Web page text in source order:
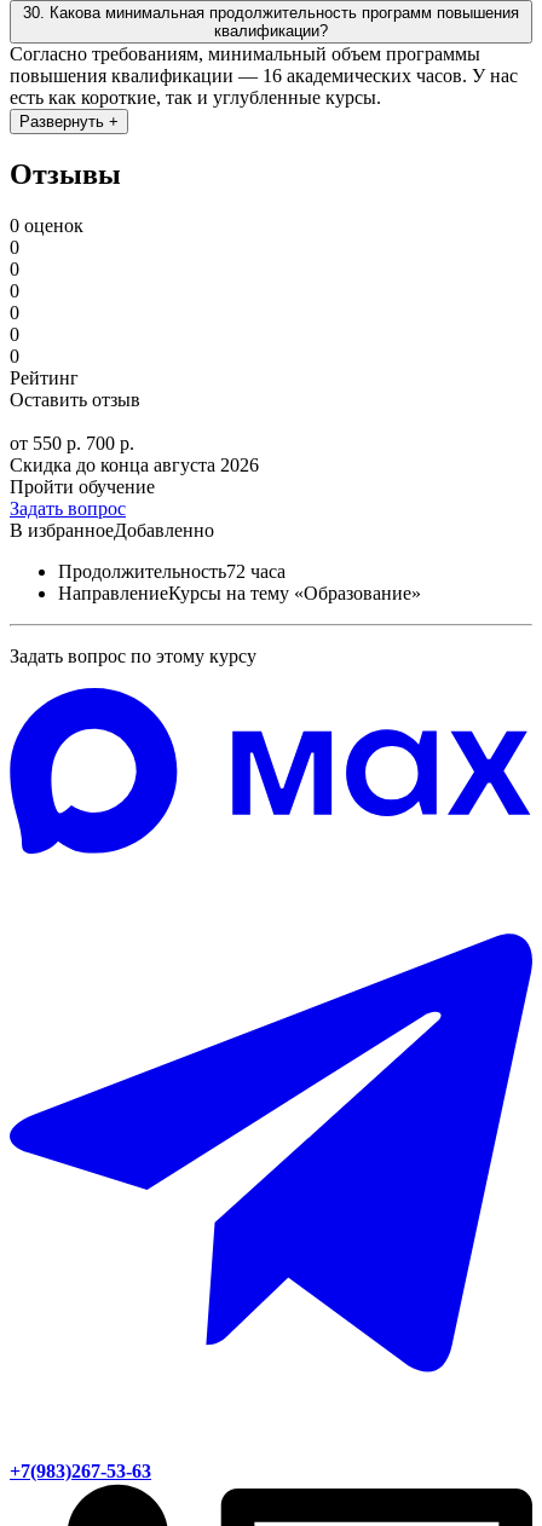
30. Какова минимальная продолжительность программ повышения
квалификации?
Согласно требованиям, минимальный объем программы
повышения квалификации — 16 академических часов. У нас
есть как короткие, так и углубленные курсы.
Развернуть +
Отзывы
0 оценок
0
0
0
0
0
0
Рейтинг
Оставить отзыв
от 550 р. 700 р.
Скидка до конца августа 2026
Пройти обучение
Задать вопрос
В избранноеДобавленно
Продолжительность72 часа
НаправлениеКурсы на тему «Образование»
Задать вопрос по этому курсу
+7(983)267-53-63